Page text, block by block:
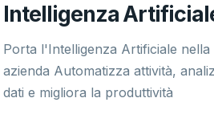
Intelligenza
Porta l'Intelligenza Artificiale nella
azienda Automatizza attività,
dati e migliora la produttività